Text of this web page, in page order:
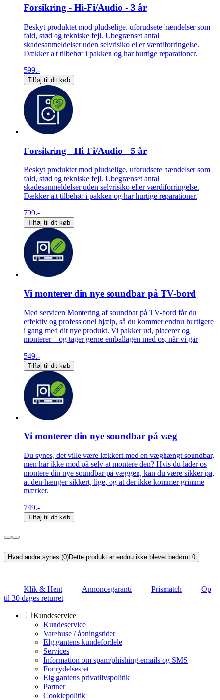
Forsikring - Hi-Fi/Audio - 3 år
Beskyt produktet mod pludselige, uforudsete hændelser som
fald, stød og tekniske fejl. Ubegrænset antal
skadesanmeldelser uden selvrisiko eller værdiforringelse.
Dækker alt tilbehør i pakken og har hurtige reparationer.
599.-
Tilføj til dit køb
Forsikring - Hi-Fi/Audio - 5 år
Beskyt produktet mod pludselige, uforudsete hændelser som
fald, stød og tekniske fejl. Ubegrænset antal
skadesanmeldelser uden selvrisiko eller værdiforringelse.
Dækker alt tilbehør i pakken og har hurtige reparationer.
799.-
Tilføj til dit køb
Vi monterer din nye soundbar på TV-bord
Med servicen Montering af soundbar på TV-bord får du
effektiv og professionel hjælp, så du kommer endnu hurtigere
i gang med dit nye produkt. Vi pakker ud, placerer og
monterer – og tager gerne emballagen med os, når vi går
549.-
Tilføj til dit køb
Vi monterer din nye soundbar på væg
Du synes, det ville være lækkert med en væghængt soundbar,
men har ikke mod på selv at montere den? Hvis du lader os
montere din nye soundbar på væggen, kan du være sikker på,
at den hænger sikkert, lige, og at der ikke kommer grimme
mærker.
749.-
Tilføj til dit køb
Hvad andre synes (0)Dette produkt er endnu ikke blevet bedømt.0
Klik & Hent Annoncegaranti Prismatch
Op
til 30 dages returret
Kundeservice
Kundeservice
Varehuse / åbningstider
Elgigantens kundefordele
Services
Information om spam/phishing-emails og SMS
Fortrydelsesret
Elgigantens privatlivspolitik
Partner
Cookiepolitik